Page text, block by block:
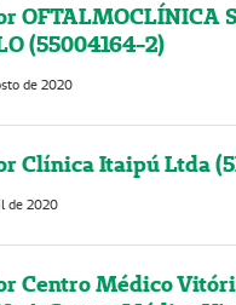
OFTALMOCLÍNICA
(55004164-2)
de 2020
Clínica Itaipú Ltda
de 2020
Centro Médico